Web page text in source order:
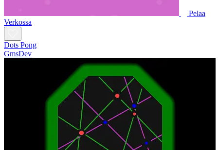
Pelaa
Verkossa
Dots Pong
GmsDev